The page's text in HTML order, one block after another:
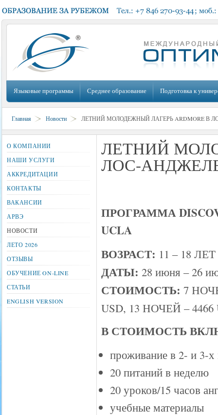
Языковые программы Среднее образование Подготовка к
Главная Новости ЛЕТНИЙ МОЛОДЕЖНЫЙ ЛАГЕРЬ ARDMORE В
ЛЕТНИЙ
ЛОС-
ПРОГРАММА
UCLA
ВОЗРАСТ: 11 – 18 ЛЕТ
ДАТЫ: 28 июня – 26
СТОИМОСТЬ: 7
USD, 13 НОЧЕЙ – 4466
В СТОИМОСТЬ
проживание в 2- и 3-х
20 питаний в неделю
20 уроков/15 часов
учебные материалы
О КОМПАНИИ
НАШИ УСЛУГИ
АККРЕДИТАЦИИ
КОНТАКТЫ
ВАКАНСИИ
АРВЭ
НОВОСТИ
ЛЕТО 2026
ОТЗЫВЫ
ОБУЧЕНИЕ ON-LINE
СТАТЬИ
ENGLISH VERSION